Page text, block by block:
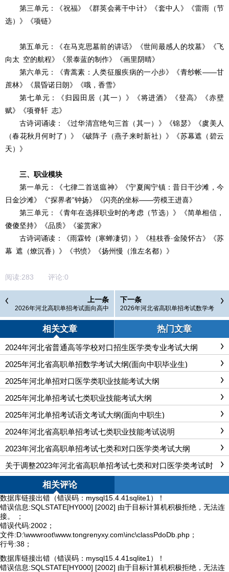
第三单元：《祝福》《群英会蒋干中计》《套中人》《雷雨（节
选）》《项链》
第五单元：《在马克思墓前的讲话》《世间最感人的坟墓》《飞
向太 空的航程》《景泰蓝的制作》《画里阴晴》
第六单元：《青蒿素：人类征服疾病的一小步》《青纱帐——甘
蔗林》《晨昏诺日朗》《哦，香雪》
第七单元：《归园田居（其一）》《将进酒》《登高》《赤壁
赋》《项脊轩 志》
古诗词诵读：《过华清宫绝句三首（其一）》《锦瑟》《虞美人
（春花秋月何时了）》《破阵子（燕子来时新社）》《苏幕遮（碧云
天）》
三、职业模块
第一单元：《七律二首送瘟神》《宁夏闽宁镇：昔日干沙滩，今
日金沙滩》《“探界者”钟扬》《闪亮的坐标——劳模王进喜》
第三单元：《青年在选择职业时的考虑（节选）》《简单相信，
傻傻坚持》《品质》《鉴赏家》
古诗词诵读：《雨霖铃（寒蝉凄切）》《桂枝香·金陵怀古》《苏
幕 遮（燎沉香）》《书愤》《扬州慢（淮左名都）》
阅读:283 评论:0
上一条
2026年河北高职单招考试面向高中
生考试七类职业技能考试说明
下一条
2026年河北省高职单招考试数学考
试大纲(面向中职生)
相关文章 热门文章
2024年河北省普通高等学校对口招生医学类专业考试大纲
2025年河北省高职单招数学考试大纲(面向中职毕业生)
2025年河北单招对口医学类职业技能考试大纲
2025年河北单招考试七类职业技能考试大纲
2025年河北单招考试语文考试大纲(面向中职生)
2024年河北省高职单招考试七类职业技能考试说明
2023年河北省高职单招考试七类和对口医学类考试大纲
关于调整2023年河北省高职单招考试七类和对口医学类考试时
间公告
相关评论
数据库链接出错（错误码：mysql15.4.41sqlite1）！
错误信息:SQLSTATE[HY000] [2002] 由于目标计算机积极拒绝，无法连
接。 ；
错误代码:2002；
文件:D:\wwwroot\www.tongrenyxy.com\inc\classPdoDb.php；
行号:38；
数据库链接出错（错误码：mysql15.4.41sqlite1）！
错误信息:SQLSTATE[HY000] [2002] 由于目标计算机积极拒绝，无法连